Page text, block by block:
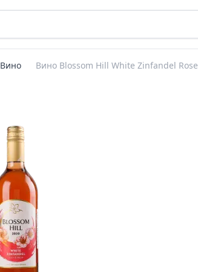
Вино Вино Blossom Hill White Zinfandel Rose